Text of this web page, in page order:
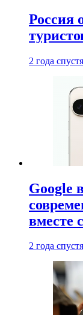
Россия
2 года спустя
Google
вместе
2 года спустя